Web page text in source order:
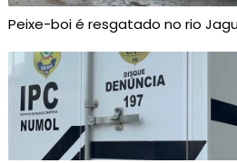
Peixe-boi é resgatado no rio